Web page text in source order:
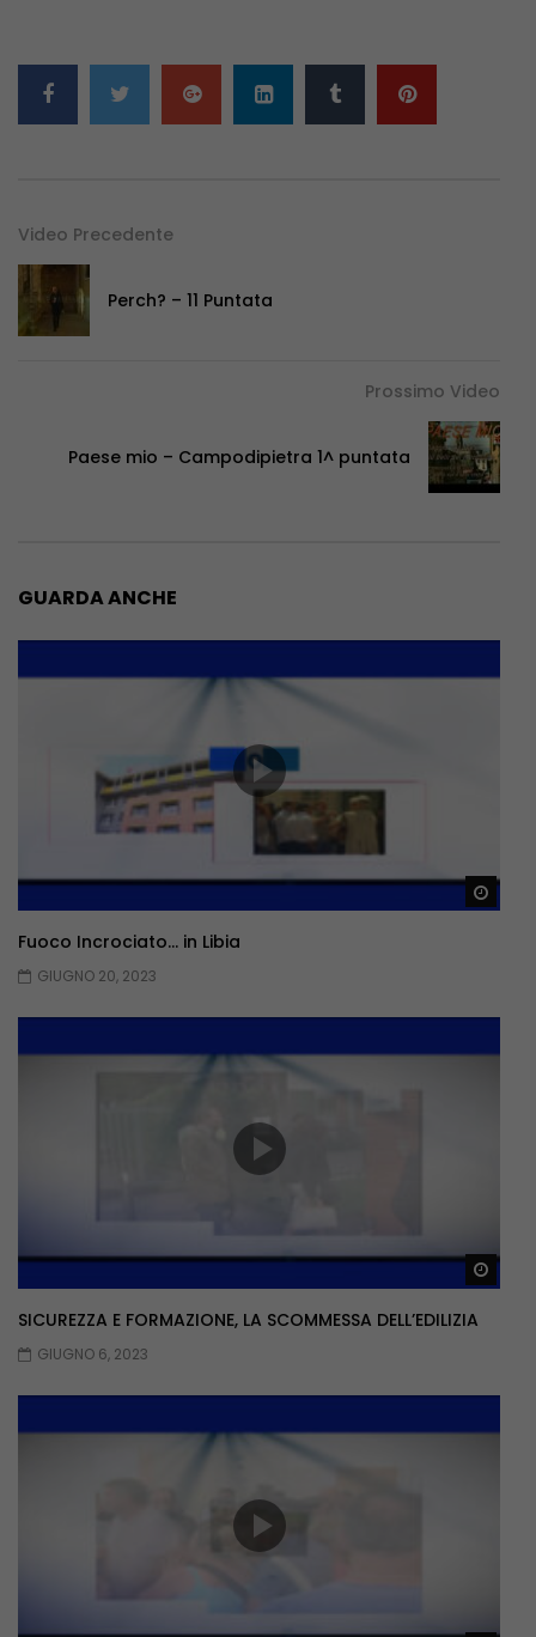
Video Precedente
Perch? – 11 Puntata
Prossimo Video
Paese mio – Campodipietra 1^ puntata
GUARDA ANCHE
Fuoco Incrociato… in Libia
GIUGNO 20, 2023
SICUREZZA E FORMAZIONE, LA SCOMMESSA DELL’EDILIZIA
GIUGNO 6, 2023